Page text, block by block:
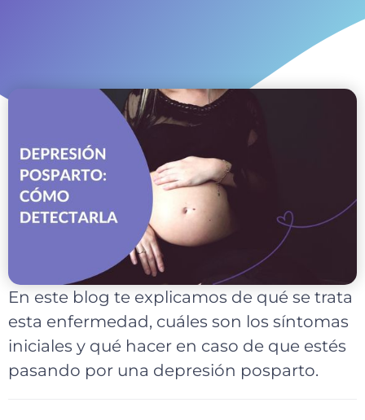
En este blog te explicamos de qué se trata
esta enfermedad, cuáles son los síntomas
iniciales y qué hacer en caso de que estés
pasando por una depresión posparto.